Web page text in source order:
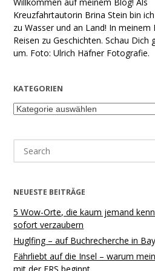
Willkommen auf meinem Blog! Als
Kreuzfahrtautorin Brina Stein bin
zu Wasser und an Land! In meinem
Reisen zu Geschichten. Schau Dich
um. Foto: Ulrich Häfner Fotografie.
KATEGORIEN
Kategorien
for:
NEUESTE BEITRÄGE
5 Wow-Orte, die kaum jemand
sofort verzaubern
Huglfing – auf Buchrecherche in
Fährliebt auf die Insel – warum
mit der FRS beginnt